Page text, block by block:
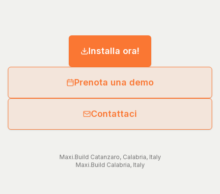
Installa ora!
Prenota una demo
Contattaci
Maxi.Build Catanzaro, Calabria, Italy
Maxi.Build Calabria, Italy